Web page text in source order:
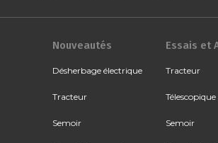
Nouveautés
Désherbage électrique
Tracteur
Semoir
Essais et
Tracteur
Télescopique
Semoir